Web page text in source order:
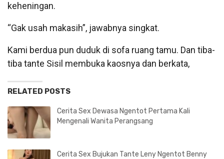
keheningan.
“Gak usah makasih”, jawabnya singkat.
Kami berdua pun duduk di sofa ruang tamu. Dan tiba-
tiba tante Sisil membuka kaosnya dan berkata,
RELATED POSTS
Cerita Sex Dewasa Ngentot Pertama Kali
Mengenali Wanita Perangsang
Cerita Sex Bujukan Tante Leny Ngentot Benny